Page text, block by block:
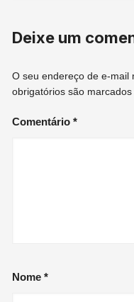
Deixe um
O seu endereço de e-mail
obrigatórios são
Comentário*
Nome*